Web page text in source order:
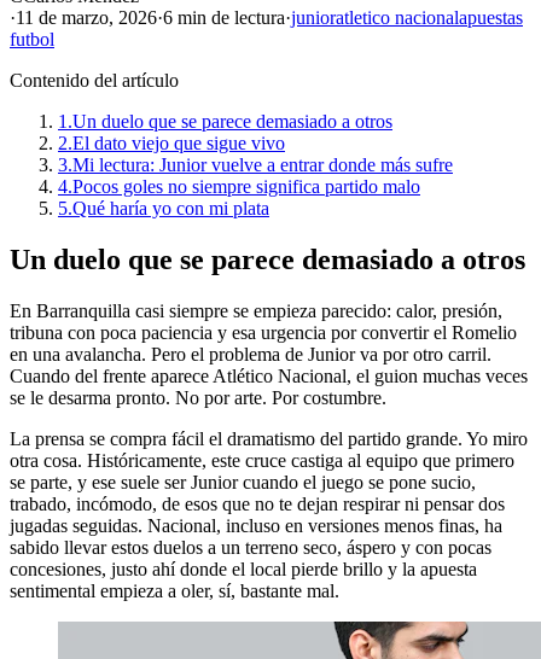
·11 de marzo, 2026·6 min de lectura·junioratletico nacionalapuestas
futbol
Contenido del artículo
1.Un duelo que se parece demasiado a otros
2.El dato viejo que sigue vivo
3.Mi lectura: Junior vuelve a entrar donde más sufre
4.Pocos goles no siempre significa partido malo
5.Qué haría yo con mi plata
Un duelo que se parece demasiado a otros
En Barranquilla casi siempre se empieza parecido: calor, presión,
tribuna con poca paciencia y esa urgencia por convertir el Romelio
en una avalancha. Pero el problema de Junior va por otro carril.
Cuando del frente aparece Atlético Nacional, el guion muchas veces
se le desarma pronto. No por arte. Por costumbre.
La prensa se compra fácil el dramatismo del partido grande. Yo miro
otra cosa. Históricamente, este cruce castiga al equipo que primero
se parte, y ese suele ser Junior cuando el juego se pone sucio,
trabado, incómodo, de esos que no te dejan respirar ni pensar dos
jugadas seguidas. Nacional, incluso en versiones menos finas, ha
sabido llevar estos duelos a un terreno seco, áspero y con pocas
concesiones, justo ahí donde el local pierde brillo y la apuesta
sentimental empieza a oler, sí, bastante mal.